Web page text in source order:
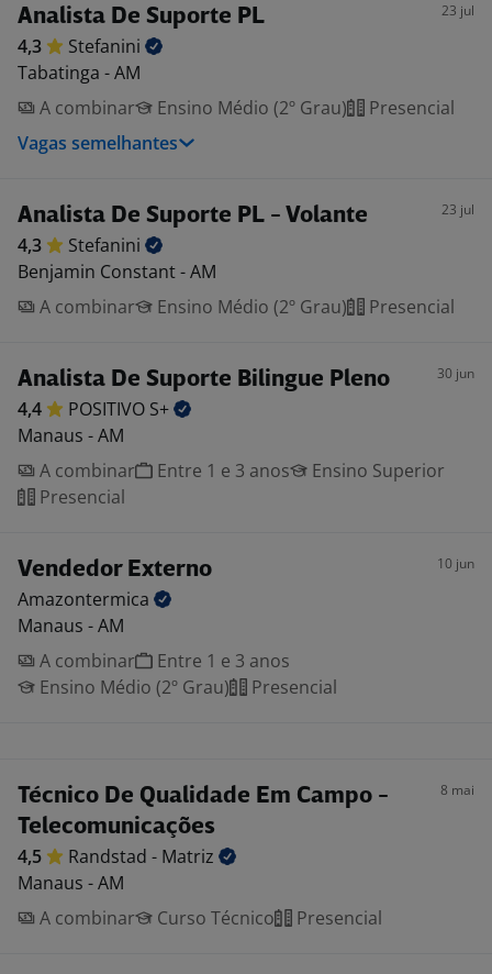
Analista De Suporte PL 23 jul
4,3
Stefanini
Tabatinga - AM
A combinar
Ensino Médio (2º Grau)
Presencial
Vagas semelhantes
Analista De Suporte PL - Volante 23 jul
4,3
Stefanini
Benjamin Constant - AM
A combinar
Ensino Médio (2º Grau) Presencial
Analista De Suporte Bilingue Pleno 30 jun
4,4 POSITIVO S+
Manaus - AM
A combinar
Entre 1 e 3 anos
Ensino Superior
Presencial
Vendedor Externo 10 jun
Amazontermica
Manaus - AM
A combinar
Entre 1 e 3 anos
Ensino Médio (2º Grau)
Presencial
Técnico De Qualidade Em Campo -
Telecomunicações
8 mai
4,5 Randstad - Matriz
Manaus - AM
A combinar
Curso Técnico Presencial